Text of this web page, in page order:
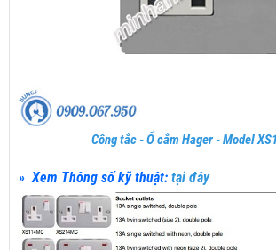
Công tắc - Ổ cắm Hager - Model
» Xem Thông số kỹ thuật: tại đây